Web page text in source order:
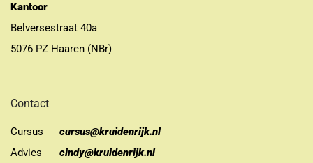
Kantoor
Belversestraat 40a
5076 PZ Haaren (NBr)
Contact
Cursus
cursus@kruidenrijk.nl
Advies
cindy@kruidenrijk.nl